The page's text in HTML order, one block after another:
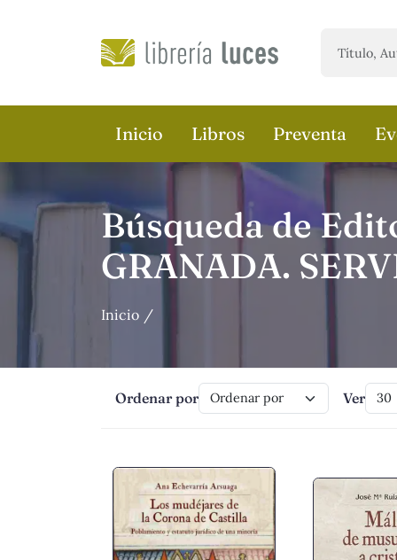
Inicio Libros Preventa
Búsqueda de
GRANADA.
Inicio
Ordenar por Ver